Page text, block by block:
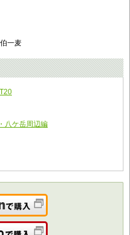
一麦
八ケ岳周辺編
Amazonで購入